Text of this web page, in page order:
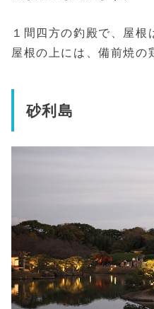
１間四方の釣殿で、屋根
屋根の上には、備前焼の
砂利島